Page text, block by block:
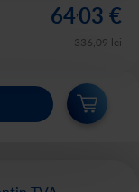
64,03 €
336,09 lei